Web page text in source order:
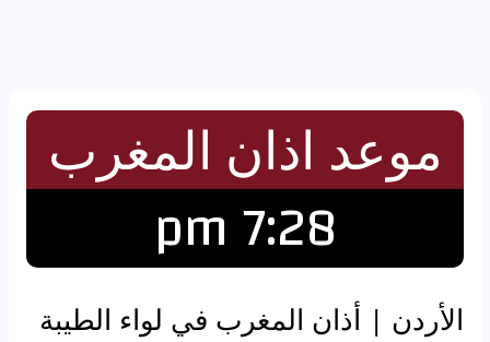
موعد اذان المغرب
7:28 pm
الأردن | أذان المغرب في لواء الطيبة